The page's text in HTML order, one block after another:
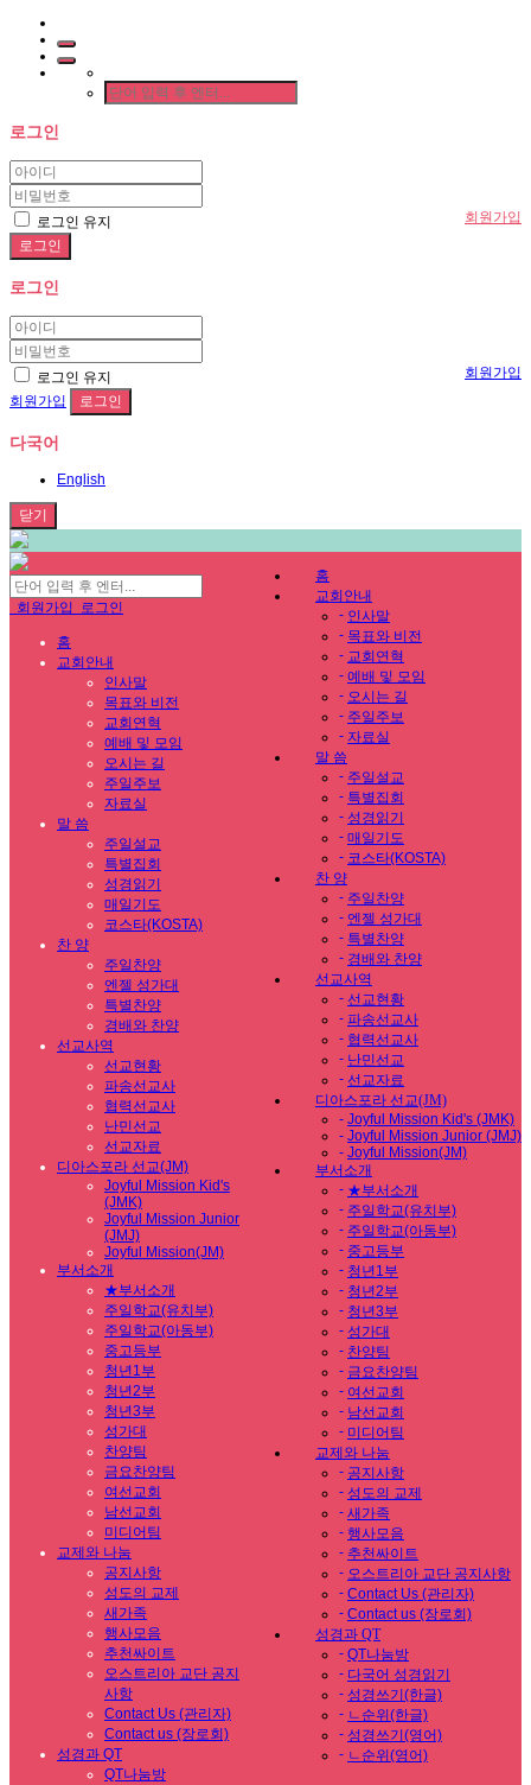
로그인
로그인 유지 회원가입
로그인
회원가입
로그인 유지
회원가입
다국어
English
닫기
홈
교회안내
- 인사말
- 목표와 비전
- 교회연혁
- 예배 및 모임
- 오시는 길
- 주일주보
- 자료실
말 씀
- 주일설교
- 특별집회
- 성경읽기
- 매일기도
- 코스타(KOSTA)
찬 양
- 주일찬양
- 엔젤 성가대
- 특별찬양
- 경배와 찬양
선교사역
- 선교현황
- 파송선교사
- 협력선교사
- 난민선교
- 선교자료
디아스포라 선교(JM)
- Joyful Mission Kid's (JMK)
- Joyful Mission Junior (JMJ)
- Joyful Mission(JM)
부서소개
- ★부서소개
- 주일학교(유치부)
- 주일학교(아동부)
- 중고등부
- 청년1부
- 청년2부
- 청년3부
- 성가대
- 찬양팀
- 금요찬양팀
- 여선교회
- 남선교회
- 미디어팀
교제와 나눔
- 공지사항
- 성도의 교제
- 새가족
- 행사모음
- 추천싸이트
- 오스트리아 교단 공지사항
- Contact Us (관리자)
- Contact us (장로회)
성경과 QT
- QT나눔방
- 다국어 성경읽기
- 성경쓰기(한글)
- ㄴ순위(한글)
- 성경쓰기(영어)
- ㄴ순위(영어)
회원가입 로그인
홈
교회안내
인사말
목표와 비전
교회연혁
예배 및 모임
오시는 길
주일주보
자료실
말 씀
주일설교
특별집회
성경읽기
매일기도
코스타(KOSTA)
찬 양
주일찬양
엔젤 성가대
특별찬양
경배와 찬양
선교사역
선교현황
파송선교사
협력선교사
난민선교
선교자료
디아스포라 선교(JM)
Joyful Mission Kid's
(JMK)
Joyful Mission Junior
(JMJ)
Joyful Mission(JM)
부서소개
★부서소개
주일학교(유치부)
주일학교(아동부)
중고등부
청년1부
청년2부
청년3부
성가대
찬양팀
금요찬양팀
여선교회
남선교회
미디어팀
교제와 나눔
공지사항
성도의 교제
새가족
행사모음
추천싸이트
오스트리아 교단 공지
사항
Contact Us (관리자)
Contact us (장로회)
성경과 QT
QT나눔방